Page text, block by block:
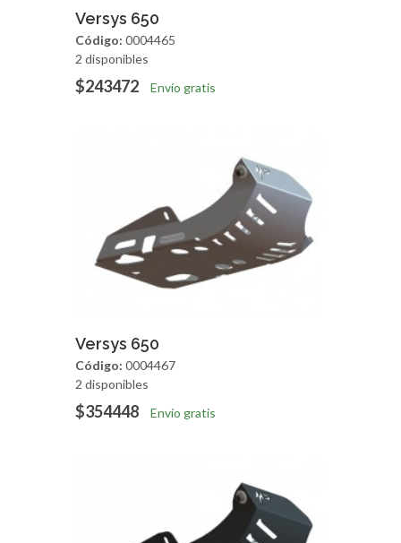
Agregar
Versys 650
Código: 0004465
2 disponibles
$243472 Envío gratis
Agregar
Versys 650
Código: 0004467
2 disponibles
$354448 Envío gratis